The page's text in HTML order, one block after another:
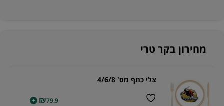
מחירון בקר טרי
צלי כתף מס' 4/6/8
₪79.9
+